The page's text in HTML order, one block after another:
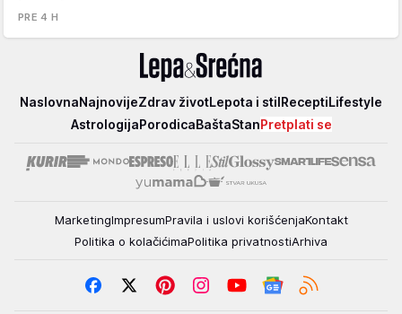
PRE 4 H
Lepa
NaslovnaNajnovijeZdrav životLepota i stilReceptiLifestyle
AstrologijaPorodicaBaštaStanPretplati se
MarketingImpresumPravila i uslovi korišćenjaKontakt
Politika o kolačićimaPolitika privatnostiArhiva